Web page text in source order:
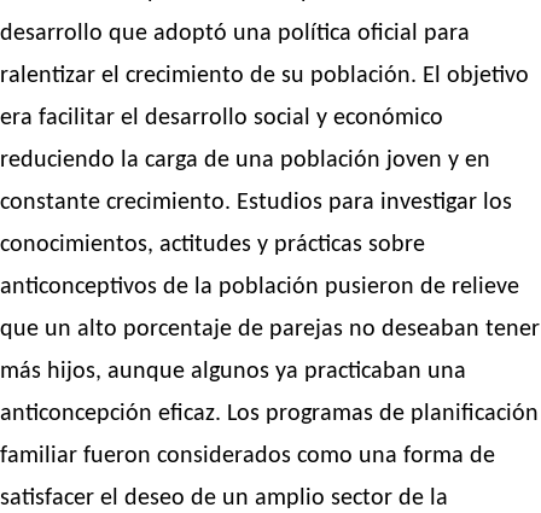
desarrollo que adoptó una política oficial para
ralentizar el crecimiento de su población. El objetivo
era facilitar el desarrollo social y económico
reduciendo la carga de una población joven y en
constante crecimiento. Estudios para investigar los
conocimientos, actitudes y prácticas sobre
anticonceptivos de la población pusieron de relieve
que un alto porcentaje de parejas no deseaban tener
más hijos, aunque algunos ya practicaban una
anticoncepción eficaz. Los programas de planificación
familiar fueron considerados como una forma de
satisfacer el deseo de un amplio sector de la